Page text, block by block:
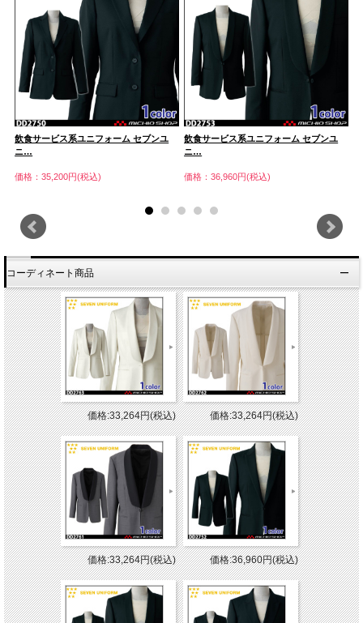
飲食サービス系ユニフォーム セブンユ
ニ…
価格：35,200円(税込)
飲食サービス系ユニフォーム セブンユ
ニ…
価格：36,960円(税込)
コーディネート商品
価格:33,264円(税込) 価格:33,264円(税込)
価格:33,264円(税込) 価格:36,960円(税込)